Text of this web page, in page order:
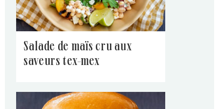
salade de maïs cru aux
saveurs tex-mex